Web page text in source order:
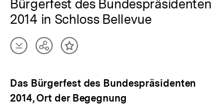
Bürgerfest des Bundespräsidenten
2014 in Schloss Bellevue
Artikel
herunterladen
TeilenInhalt
Das Bürgerfest des Bundespräsidenten
2014, Ort der Begegnung